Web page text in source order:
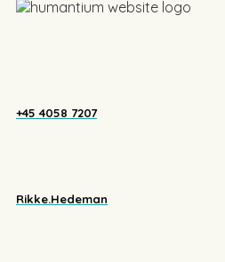
+45 4058 7207
Rikke.Hedeman